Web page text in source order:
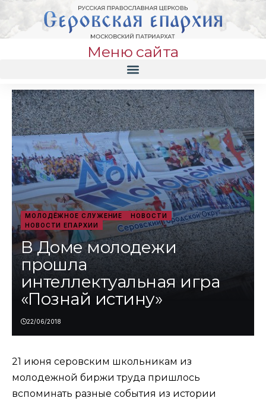
Меню сайта
МОЛОДЁЖНОЕ СЛУЖЕНИЕ
НОВОСТИ
НОВОСТИ ЕПАРХИИ
В Доме молодежи
прошла
интеллектуальная игра
«Познай истину»
22/06/2018
21 июня серовским школьникам из
молодежной биржи труда пришлось
вспоминать разные события из истории